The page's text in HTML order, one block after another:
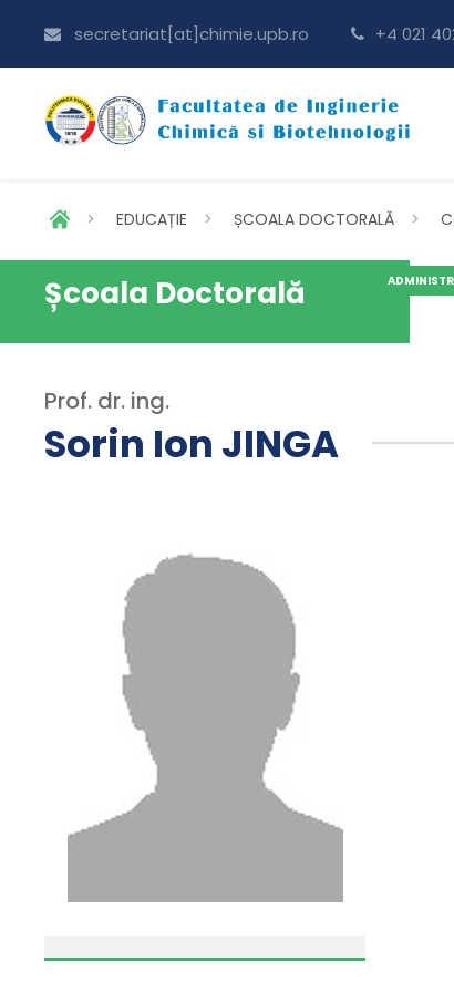
secretariat[at]chimie.upb.ro +4 021
> EDUCAȚIE > ȘCOALA DOCTORALĂ >
Școala Doctorală
Prof. dr. ing.
Sorin Ion JINGA